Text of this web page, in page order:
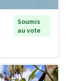
Soumis
au vote